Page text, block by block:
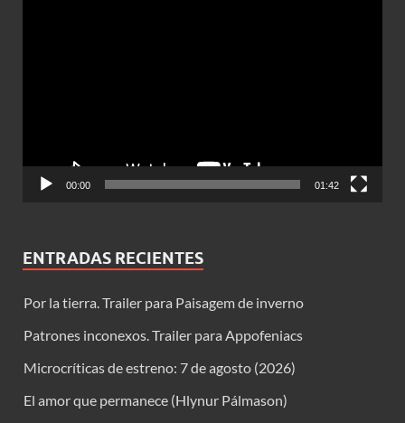
00:00 01:42
ENTRADAS RECIENTES
Por la tierra. Trailer para Paisagem de inverno
Patrones inconexos. Trailer para Appofeniacs
Microcríticas de estreno: 7 de agosto (2026)
El amor que permanece (Hlynur Pálmason)